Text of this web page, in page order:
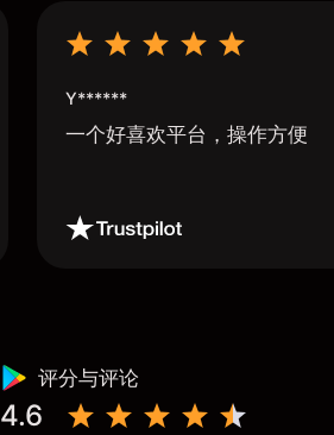
Y******
一个好喜欢平台，操作方便
评分与评论
4.6